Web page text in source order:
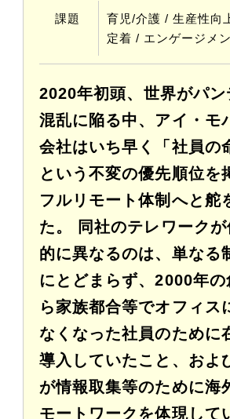
課題
育児/介護 / 生産性向
定着 / エンゲージメ
2020年初頭、世界がパン
混乱に陥る中、アイ・モ
会社はいち早く「社員の
という不変の優先順位を
フルリモート体制へと舵
た。 同社のテレワーク
的に異なるのは、単なる
にとどまらず、2000年
ら家族都合等でオフィス
なくなった社員のために
導入していたこと、およ
が情報取集等のために海
モートワークを体現して